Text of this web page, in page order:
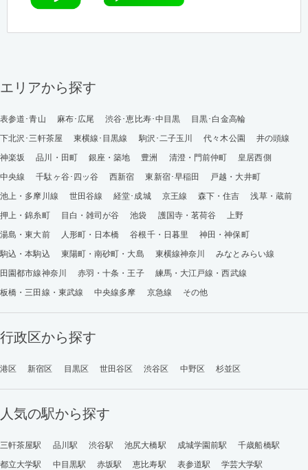
エリアから探す
表参道･青山 麻布･広尾 渋谷･恵比寿･中目黒
目黒･白金高輪
下北沢･三軒茶屋
東横線･目黒線 駒沢･二子玉川 代々木公園
井の頭線
神楽坂
品川・田町 銀座・築地 豊洲 清澄・門前仲町
皇居西側
中央線
千駄ヶ谷･四ッ谷 西新宿 東新宿･早稲田
戸越・大井町
池上・多摩川線
世田谷線 経堂･成城 京王線 森下・住吉
浅草・蔵前
押上・錦糸町
目白・雑司が谷 池袋 護国寺・茗荷谷
上野
湯島・東大前
人形町・日本橋 谷根千・日暮里
神田・神保町
駒込・本駒込
東陽町・南砂町・大島 東横線神奈川
みなとみらい線
田園都市線神奈川
赤羽・十条・王子
練馬・大江戸線・西武線
板橋・三田線・東武線
中央線多摩 京急線 その他
行政区から探す
港区 新宿区 目黒区 世田谷区 渋谷区 中野区 杉並区
人気の駅から探す
三軒茶屋駅 品川駅 渋谷駅 池尻大橋駅 成城学園前駅
千歳船橋駅
都立大学駅
中目黒駅 赤坂駅 恵比寿駅 表参道駅
学芸大学駅